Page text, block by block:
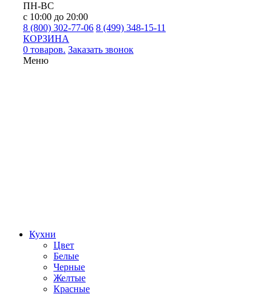
ПН-ВС
с 10:00 до 20:00
8 (800) 302-77-06 8 (499) 348-15-11
КОРЗИНА
0 товаров. Заказать звонок
Меню
Кухни
Цвет
Белые
Черные
Желтые
Красные